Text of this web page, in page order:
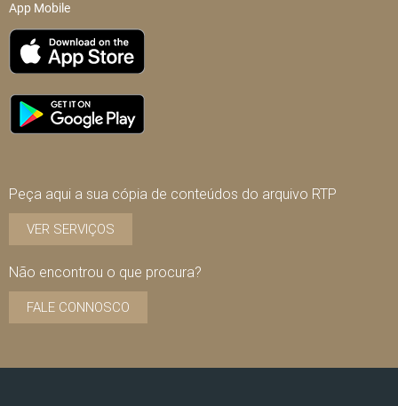
App Mobile
Peça aqui a sua cópia de conteúdos do arquivo RTP
VER SERVIÇOS
Não encontrou o que procura?
FALE CONNOSCO